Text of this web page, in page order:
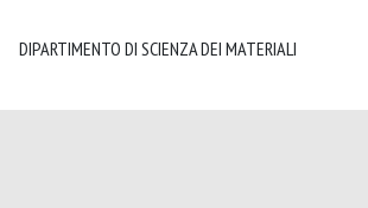
DIPARTIMENTO DI SCIENZA DEI MATERIALI